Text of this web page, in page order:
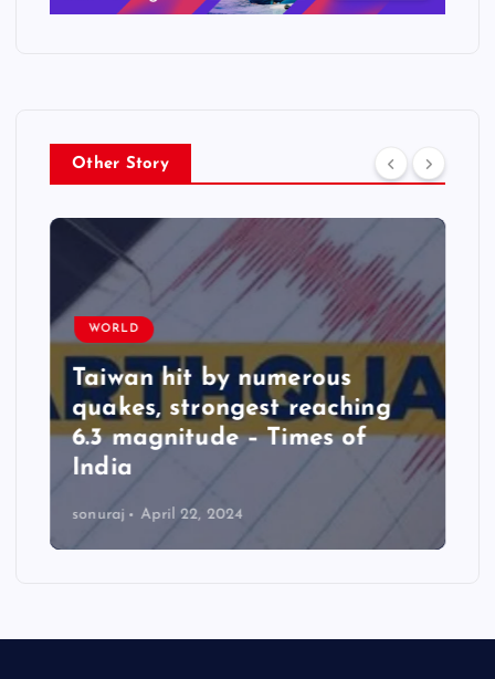
Other Story
WORLD
Taiwan hit by numerous
quakes, strongest reaching
6.3 magnitude – Times of
India
sonuraj April 22, 2024